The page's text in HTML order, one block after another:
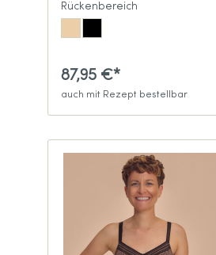
Rückenbereich
87,95 €*
auch mit Rezept bestellbar